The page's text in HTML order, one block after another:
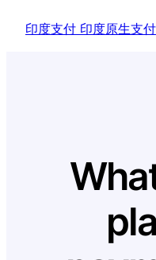
印度支付 印度原生支付